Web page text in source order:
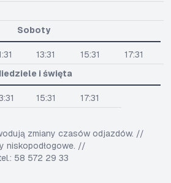
Soboty
13:31 15:31
17:31
i święta
15:31 17:31
zmiany czasów odjazdów. //
niskopodłogowe. //
58 572 29 33